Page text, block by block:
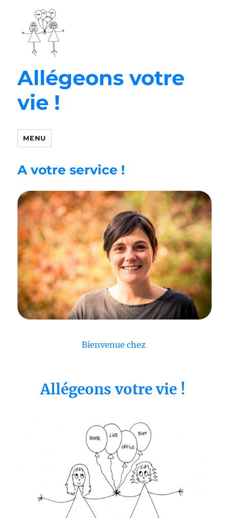
Allégeons votre
vie !
MENU
A votre service !
Bienvenue chez
Allégeons votre vie !